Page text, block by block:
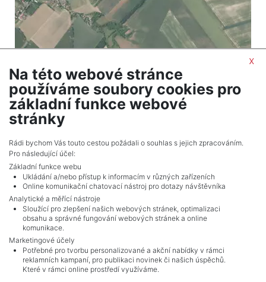
Land for sale / field / 8667 m2
Vinaře
381,348 CZK (real estate) Price
Adverts total7.
NAVIGACE
x
Na této webové stránce
používáme soubory cookies pro
základní funkce webové
stránky
Rádi bychom Vás touto cestou požádali o souhlas s jejich zpracováním.
Pro následující účel:
Základní funkce webu
Ukládání a/nebo přístup k informacím v různých zařízeních
Online komunikační chatovací nástroj pro dotazy návštěvníka
Analytické a měřící nástroje
Sloužící pro zlepšení našich webových stránek, optimalizaci
obsahu a správné fungování webových stránek a online
komunikace.
Marketingové účely
Potřebné pro tvorbu personalizované a akční nabídky v rámci
reklamních kampaní, pro publikaci novinek či našich úspěchů.
Které v rámci online prostředí využíváme.